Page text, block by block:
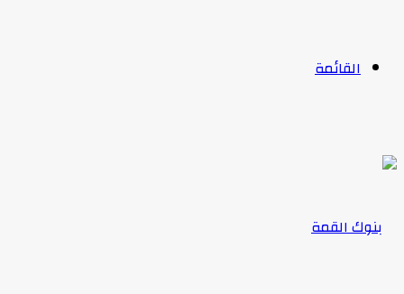
القائمة